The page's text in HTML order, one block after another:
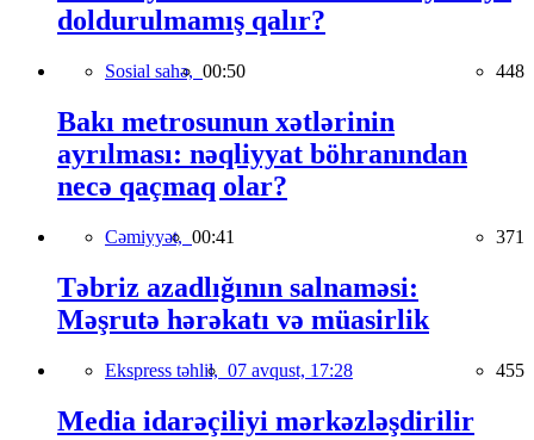
doldurulmamış qalır?
Sosial sahə, 00:50 448
Bakı metrosunun xətlərinin
ayrılması: nəqliyyat böhranından
necə qaçmaq olar?
Cəmiyyət, 00:41 371
Təbriz azadlığının salnaməsi:
Məşrutə hərəkatı və müasirlik
Ekspress təhlil, 07 avqust, 17:28 455
Media idarəçiliyi mərkəzləşdirilir